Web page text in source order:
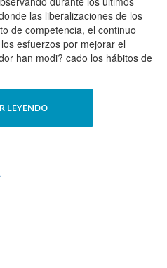
las liberalizaciones de los
de competencia, el continuo
esfuerzos por mejorar el
han modi? cado los hábitos de
LEYENDO